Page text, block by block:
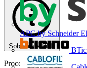
APC by Schneider
Sobre este PDF
Procobre